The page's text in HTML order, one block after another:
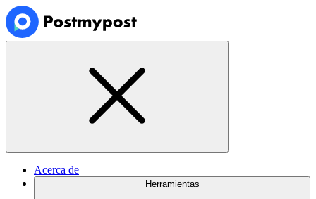
Acerca de
Herramientas